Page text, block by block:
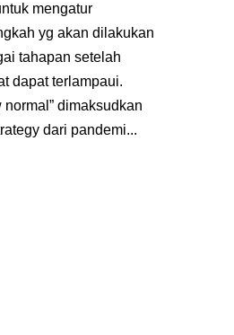
mengatur
yg akan dilakukan
tahapan setelah
dapat terlampaui.
normal” dimaksudkan
dari pandemi...